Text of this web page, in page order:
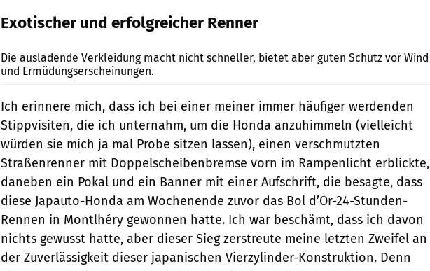
Exotischer und erfolgreicher Renner
Die ausladende Verkleidung macht nicht schneller, bietet aber guten Schutz vor Wind
und Ermüdungserscheinungen.
Ich erinnere mich, dass ich bei einer meiner immer häufiger werdenden
Stippvisiten, die ich unternahm, um die Honda anzuhimmeln (vielleicht
würden sie mich ja mal Probe sitzen lassen), einen verschmutzten
Straßenrenner mit Doppelscheibenbremse vorn im Rampenlicht erblickte,
daneben ein Pokal und ein Banner mit einer Aufschrift, die besagte, dass
diese Japauto-Honda am Wochenende zuvor das Bol d’Or-24-Stunden-
Rennen in Montlhéry gewonnen hatte. Ich war beschämt, dass ich davon
nichts gewusst hatte, aber dieser Sieg zerstreute meine letzten Zweifel an
der Zuverlässigkeit dieser japanischen Vierzylinder-Konstruktion. Denn